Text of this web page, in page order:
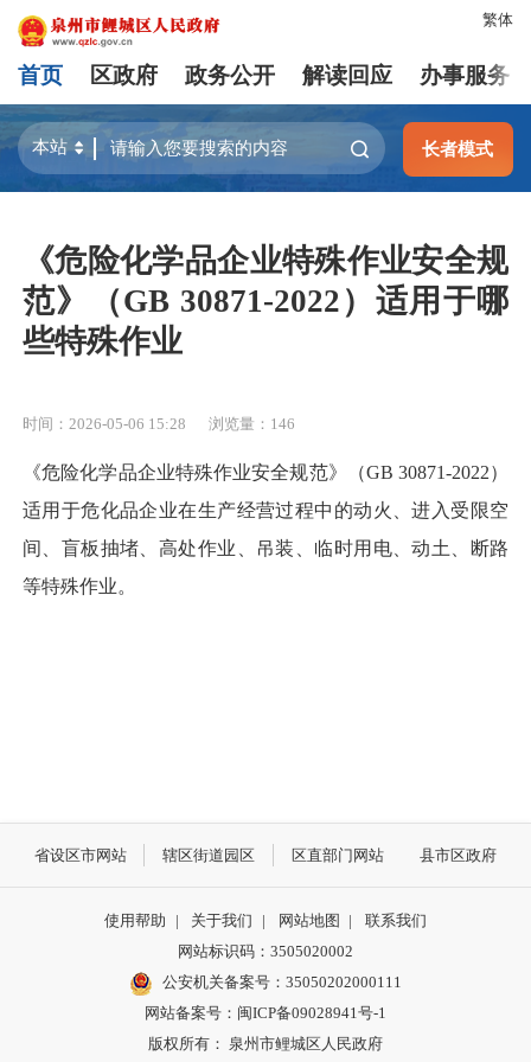
繁体
首页 区政府 政务公开 解读回应 办事服务
长者模式
《危险化学品企业特殊作业安全规
范》（GB 30871-2022）适用于哪
些特殊作业
时间：2026-05-06 15:28 浏览量： 146
《危险化学品企业特殊作业安全规范》（GB 30871-2022）
适用于危化品企业在生产经营过程中的动火、进入受限空
间、盲板抽堵、高处作业、吊装、临时用电、动土、断路
等特殊作业。
省设区市网站 辖区街道园区 区直部门网站 县市区政府
使用帮助 | 关于我们 | 网站地图 |
联系我们
网站标识码：3505020002
公安机关备案号：35050202000111
网站备案号：闽ICP备09028941号-1
版权所有： 泉州市鲤城区人民政府